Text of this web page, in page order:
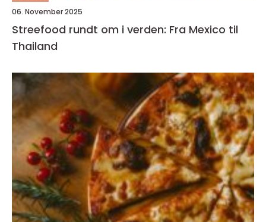
06. November 2025
Streefood rundt om i verden: Fra Mexico til
Thailand